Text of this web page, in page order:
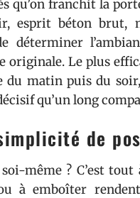
qu’on franchit la
esprit béton brut,
déterminer
Le plus
du matin puis du
qu’un long
de
soi-même ? C’est
à emboîter